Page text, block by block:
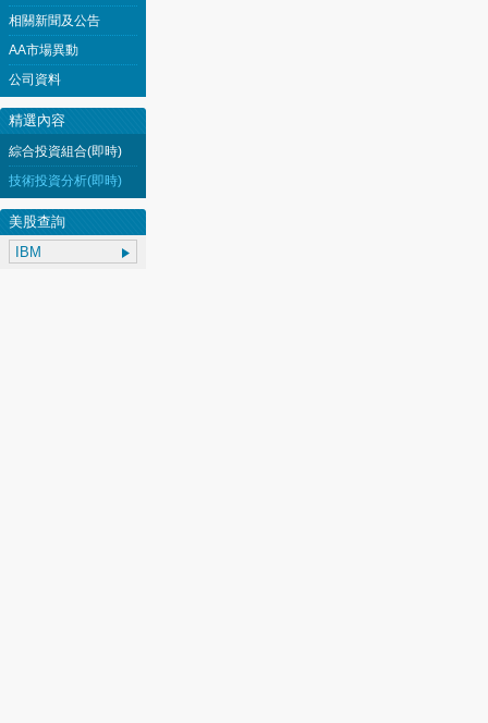
相關新聞及公告
AA市場異動
公司資料
精選內容
綜合投資組合(即時)
技術投資分析(即時)
美股查詢